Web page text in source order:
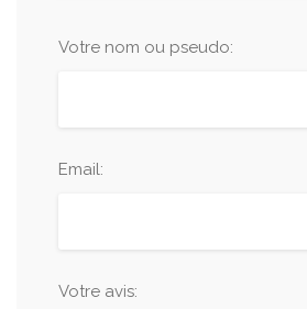
Votre nom ou pseudo:
Email:
Votre avis: